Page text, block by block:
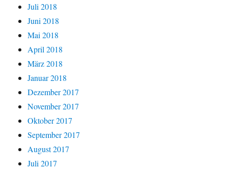
Juli 2018
Juni 2018
Mai 2018
April 2018
März 2018
Januar 2018
Dezember 2017
November 2017
Oktober 2017
September 2017
August 2017
Juli 2017